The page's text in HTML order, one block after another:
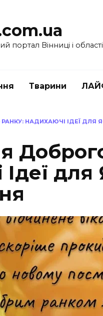
портал Вінниці і області
Тварини
НАДИХАЮЧІ ІДЕЇ ДЛЯ
для